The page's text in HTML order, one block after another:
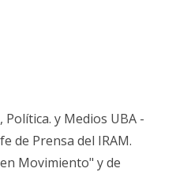
y Medios UBA -
de Prensa del IRAM.
Movimiento" y de